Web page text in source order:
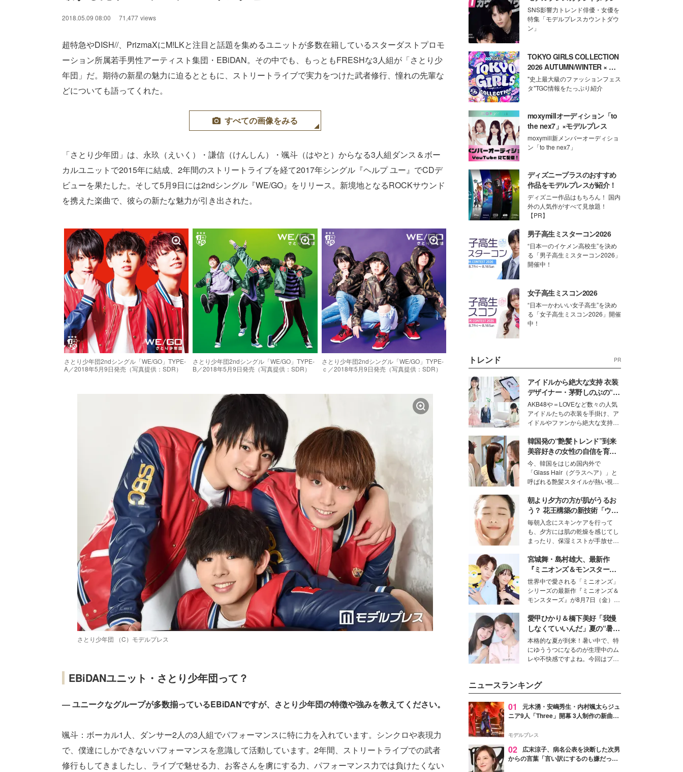
2018.05.09 08:00 71,477 views
超特急やDISH//、PrizmaXにM!LKと注目と話題を集めるユニットが多数在籍しているスターダストプロモ
ーション所属若手男性アーティスト集団・EBiDAN。その中でも、もっともFRESHな3人組が「さとり少
年団」だ。期待の新星の魅力に迫るとともに、ストリートライブで実力をつけた武者修行、憧れの先輩な
どについても語ってくれた。
すべての画像をみる
「さとり少年団」は、永玖（えいく）・謙信（けんしん）・颯斗（はやと）からなる3人組ダンス＆ボー
カルユニットで2015年に結成、2年間のストリートライブを経て2017年シングル『ヘルプ ユー』でCDデ
ビューを果たした。そして5月9日には2ndシングル『WE/GO』をリリース。新境地となるROCKサウンド
を携えた楽曲で、彼らの新たな魅力が引き出された。
さとり少年団2ndシングル「WE/GO」TYPE-
A／2018年5月9日発売（写真提供：SDR）
さとり少年団2ndシングル「WE/GO」TYPE-
B／2018年5月9日発売（写真提供：SDR）
さとり少年団2ndシングル「WE/GO」TYPE-
ｃ／2018年5月9日発売（写真提供：SDR）
さとり少年団 （C）モデルプレス
EBiDANユニット・さとり少年団って？
― ユニークなグループが多数揃っているEBiDANですが、さとり少年団の特徴や強みを教えてください。
颯斗：ボーカル1人、ダンサー2人の3人組でパフォーマンスに特に力を入れています。シンクロや表現力
で、僕達にしかできないパフォーマンスを意識して活動しています。2年間、ストリートライブでの武者
修行もしてきましたし、ライブで魅せる力、お客さんを虜にする力、パフォーマンス力では負けたくない
SNS影響力トレンド俳優・女優を
特集「モデルプレスカウントダウ
ン」
TOKYO GIRLS COLLECTION
2026 AUTUMN/WINTER × モ
デルプレス
"史上最大級のファッションフェス
タ"TGC情報をたっぷり紹介
moxymillオーディション「to
the nex7」×モデルプレス
moxymill新メンバーオーディショ
ン「to the nex7」
ディズニープラスのおすすめ
作品をモデルプレスが紹介！
ディズニー作品はもちろん！ 国内
外の人気作がすべて見放題！
【PR】
男子高生ミスターコン2026
“日本一のイケメン高校生”を決め
る「男子高生ミスターコン2026」
開催中！
女子高生ミスコン2026
“日本一かわいい女子高生”を決め
る「女子高生ミスコン2026」開催
中！
トレンド PR
アイドルから絶大な支持 衣装
デザイナー・茅野しのぶの“可
愛い”を作る美学＜「シチズン
クロスシー」インタビュー＞
AKB48や＝LOVEなど数々の人気
アイドルたちの衣装を手掛け、ア
イドルやファンから絶大な支持を
取締役兼クリエイティブディレク
ター・茅野しのぶ。一人ひとりの
個性に寄り添い、魅力を引き出す
衣装作りは、多くの女性たちに勇
気と自信を与え続けている。
韓国発の“艶髪トレンド”到来
美容好きの女性の自信を育む
「ヘアケア事情」って？
今、韓国をはじめ国内外で
「Glass Hair（グラスヘア）」と
呼ばれる艶髪スタイルが熱い視線
ションの完成度を高めるベースと
して、“髪そのものの美しさ”に改
めて注目する人が増えている様
子。今回は、そんな憧れの艶やか
な髪を日常で叶える、美容好きの
女性たちのヘアケア事情を紹介し
ます。
朝より夕方の方が肌がうるお
う？ 花王構築の新技術「ウォ
ーターキャプチャリングスキ
ン（捕水肌）」がスキンケア
の常識を変える予感
毎朝入念にスキンケアを行って
も、夕方には肌の乾燥を感じてし
まったり、保湿ミストが手放せな
な美容の常識を大きく変える可能
性を秘めた、革新的な「Water
Capturing Skin（ウォーターキャ
プチャリングスキン：捕水肌）」
技術を、花王が構築した。
宮城舞・島村雄大、最新作
『ミニオンズ＆モンスター
ズ』の魅力熱弁 ハチャメチャ
だけじゃない“友情と絆”に感
動
世界中で愛される「ミニオンズ」
シリーズの最新作『ミニオンズ＆
モンスターズ』が8月7日（金）に
ニオン好き”という共通点を持つモ
デルの宮城舞と島村雄大の特別対
談をお届け！それぞれの視点か
ら、今作ならではの魅力や予想外
の感動をもたらす奥深いストーリ
ーについて熱く語り合ってもらっ
愛甲ひかり＆橋下美好「我慢
しなくていいんだ」夏の“暑さ
対策”の新しい選択肢とは？
本格的な夏が到来！暑い中で、特
にゆううつになるのが生理中のム
レや不快感ですよね。今回はプラ
好さんを迎えて本音で女子会トー
ク。猛暑のお出かけを快適に過ご
すヒントや、2人が感動した夏の
生理の新常識にも迫りました。
ニュースランキング
01
元木湧・安嶋秀生・内村颯太らジュ
ニア9人「Three」開幕 3人制作の新曲＆
進んで夢を掴みたい」【ゲネプロレポ】
モデルプレス
02
広末涼子、病名公表を決断した次男
からの言葉「言い訳にするのも嫌だっ